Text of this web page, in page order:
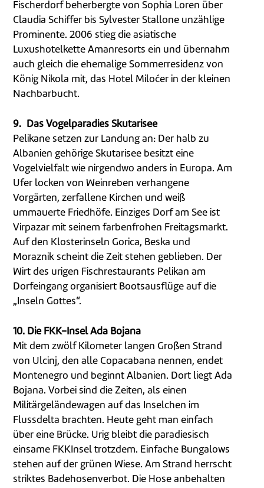
Fischerdorf beherbergte von Sophia Loren über
Claudia Schiffer bis Sylvester Stallone unzählige
Prominente. 2006 stieg die asiatische
Luxushotelkette Amanresorts ein und übernahm
auch gleich die ehemalige Sommerresidenz von
König Nikola mit, das Hotel Miloćer in der kleinen
Nachbarbucht.
9. Das Vogelparadies Skutarisee
Pelikane setzen zur Landung an: Der halb zu
Albanien gehörige Skutarisee besitzt eine
Vogelvielfalt wie nirgendwo anders in Europa. Am
Ufer locken von Weinreben verhangene
Vorgärten, zerfallene Kirchen und weiß
ummauerte Friedhöfe. Einziges Dorf am See ist
Virpazar mit seinem farbenfrohen Freitagsmarkt.
Auf den Klosterinseln Gorica, Beska und
Moraznik scheint die Zeit stehen geblieben. Der
Wirt des urigen Fischrestaurants Pelikan am
Dorfeingang organisiert Bootsausflüge auf die
„Inseln Gottes“.
10. Die FKK-Insel Ada Bojana
Mit dem zwölf Kilometer langen Großen Strand
von Ulcinj, den alle Copacabana nennen, endet
Montenegro und beginnt Albanien. Dort liegt Ada
Bojana. Vorbei sind die Zeiten, als einen
Militärgeländewagen auf das Inselchen im
Flussdelta brachten. Heute geht man einfach
über eine Brücke. Urig bleibt die paradiesisch
einsame FKKInsel trotzdem. Einfache Bungalows
stehen auf der grünen Wiese. Am Strand herrscht
striktes Badehosenverbot. Die Hose anbehalten